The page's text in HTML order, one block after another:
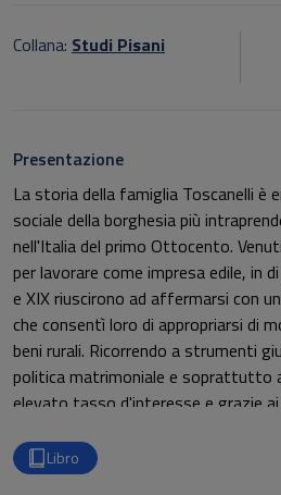
Collana: Studi Pisani
Presentazione
La storia della famiglia Toscanelli è
sociale della borghesia più
nell'Italia del primo Ottocento.
per lavorare come impresa edile, in
e XIX riuscirono ad affermarsi con
che consentì loro di appropriarsi di
beni rurali. Ricorrendo a strumenti
politica matrimoniale e soprattutto
elevato tasso d'interesse e grazie
patrimonio di quasi 4 milioni di lire,
bel palazzo sul lungarno e della
Libro